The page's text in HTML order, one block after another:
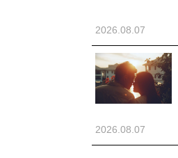
2026.08.07
2026.08.07